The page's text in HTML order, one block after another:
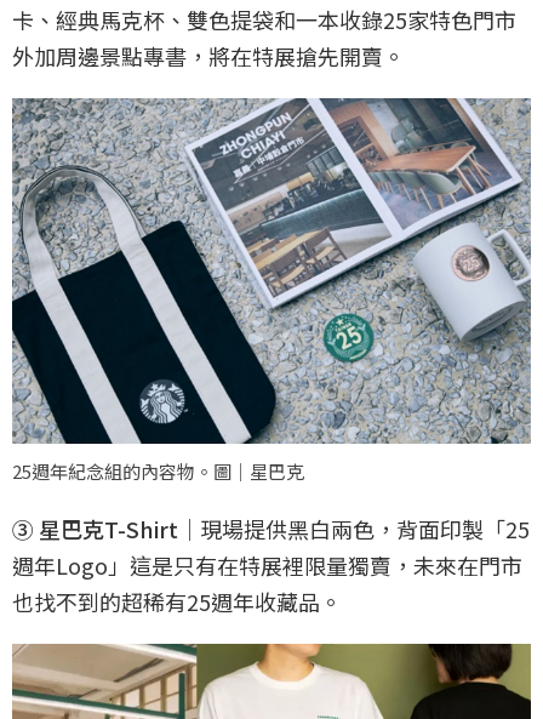
卡、經典馬克杯、雙色提袋和一本收錄25家特色門市
外加周邊景點專書，將在特展搶先開賣。
25週年紀念組的內容物。圖｜星巴克
③ 星巴克T-Shirt ｜現場提供黑白兩色，背面印製「25
週年Logo」這是只有在特展裡限量獨賣，未來在門市
也找不到的超稀有25週年收藏品。